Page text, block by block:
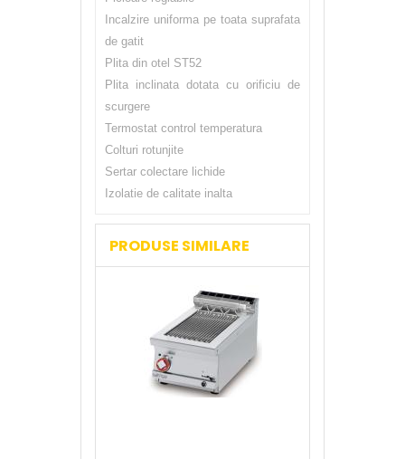
Incalzire uniforma pe toata suprafata
de gatit
Plita din otel ST52
Plita inclinata dotata cu orificiu de
scurgere
Termostat control temperatura
Colturi rotunjite
Sertar colectare lichide
Izolatie de calitate inalta
PRODUSE SIMILARE